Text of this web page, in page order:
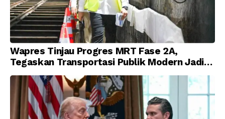
Wapres Tinjau Progres MRT Fase 2A,
Tegaskan Transportasi Publik Modern Jadi
Prioritas Nasional